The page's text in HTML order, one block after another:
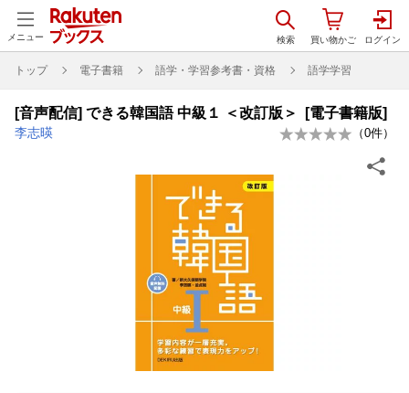
メニュー
トップ 電子書籍 語学・学習参考書・資格 語学学習
[音声配信] できる韓国語 中級１ ＜改訂版＞ [電子書籍版]
李志暎 （0件）